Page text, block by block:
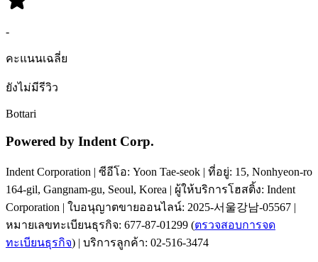
-
คะแนนเฉลี่ย
ยังไม่มีรีวิว
Bottari
Powered by Indent Corp.
Indent Corporation | ซีอีโอ: Yoon Tae-seok | ที่อยู่: 15, Nonhyeon-ro
164-gil, Gangnam-gu, Seoul, Korea | ผู้ให้บริการโฮสติ้ง: Indent
Corporation | ใบอนุญาตขายออนไลน์: 2025-서울강남-05567 |
หมายเลขทะเบียนธุรกิจ: 677-87-01299 (ตรวจสอบการจด
ทะเบียนธุรกิจ) | บริการลูกค้า: 02-516-3474